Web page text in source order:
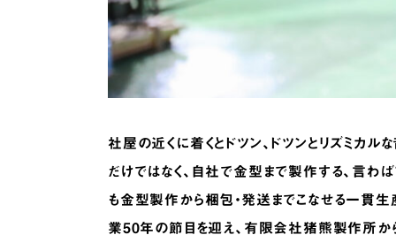
社屋の近くに着くとドツン、ドツンとリズミカ
だけではなく、自社で金型まで製作する、言
も金型製作から梱包・発送までこなせる一貫
業50年の節目を迎え、有限会社猪熊製作所か